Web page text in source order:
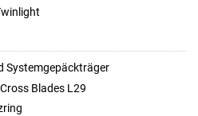
Systemgepäckträger
Blades L29